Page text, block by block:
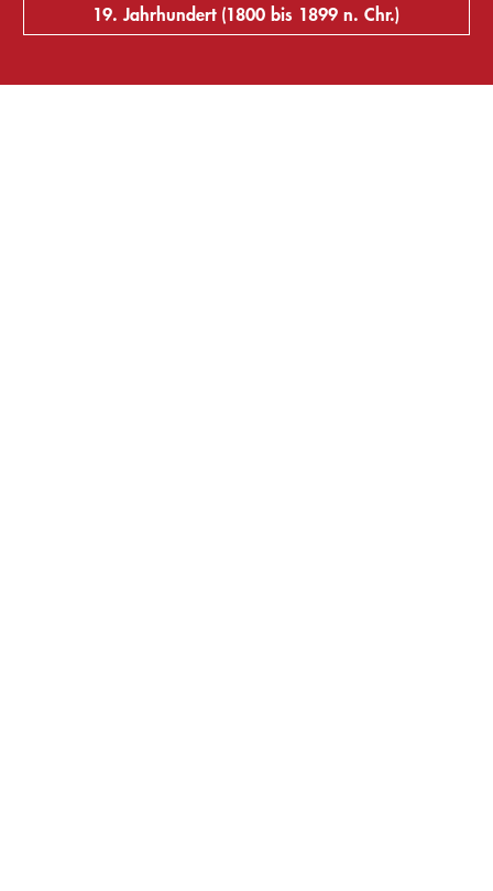
19. Jahrhundert (1800 bis 1899 n. Chr.)